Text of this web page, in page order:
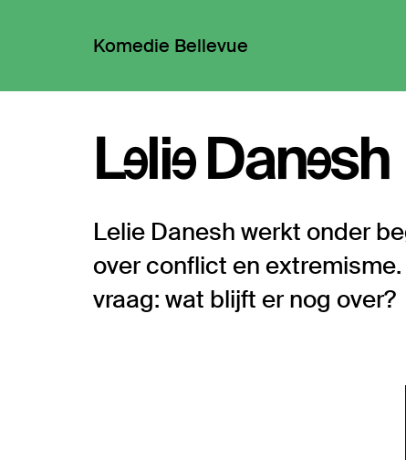
Komedie Bellevue
Lelie Danesh
Lelie Danesh werkt onder
over conflict en
vraag: wat blijft er nog over?